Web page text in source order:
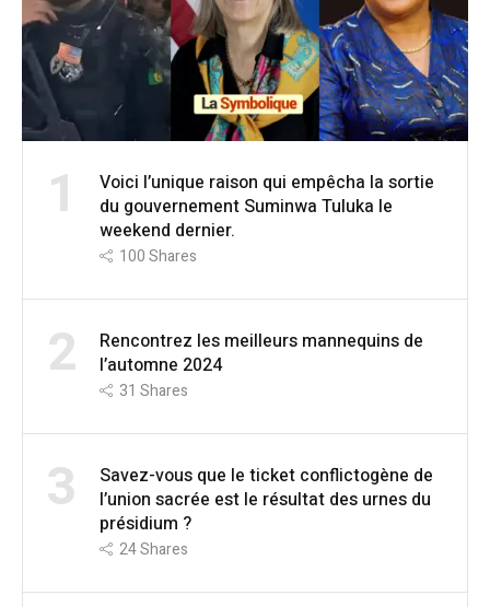
1
Voici l’unique raison qui empêcha la sortie
du gouvernement Suminwa Tuluka le
weekend dernier.
100Shares
2
Rencontrez les meilleurs mannequins de
l’automne 2024
31 Shares
3
Savez-vous que le ticket conflictogène de
l’union sacrée est le résultat des urnes du
présidium ?
24Shares